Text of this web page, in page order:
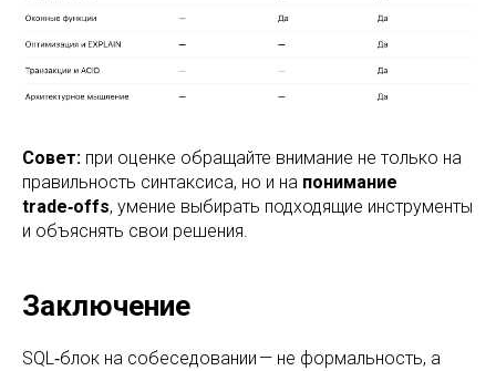
Совет: при оценке обращайте внимание не только на
правильность синтаксиса, но и на понимание
trade‑offs, умение выбирать подходящие инструменты
и объяснять свои решения.
Заключение
SQL‑блок на собеседовании — не формальность, а